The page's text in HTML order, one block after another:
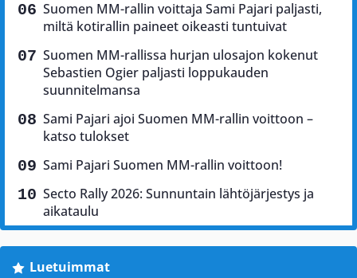
Suomen MM-rallin voittaja Sami Pajari paljasti,
miltä kotirallin paineet oikeasti tuntuivat
Suomen MM-rallissa hurjan ulosajon kokenut
Sebastien Ogier paljasti loppukauden
suunnitelmansa
Sami Pajari ajoi Suomen MM-rallin voittoon –
katso tulokset
Sami Pajari Suomen MM-rallin voittoon!
Secto Rally 2026: Sunnuntain lähtöjärjestys ja
aikataulu
Luetuimmat